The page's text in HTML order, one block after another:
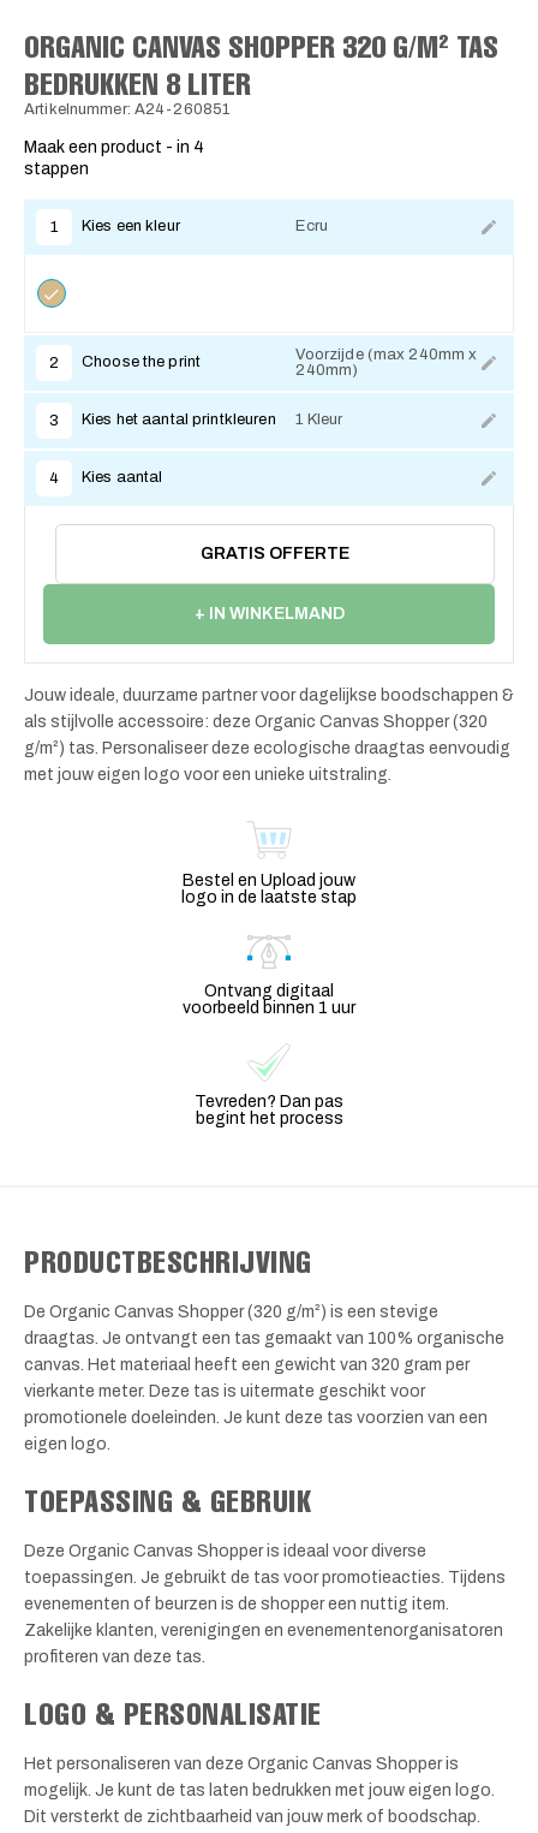
ORGANIC CANVAS SHOPPER 320 G/M² TAS
BEDRUKKEN 8 LITER
Artikelnummer: A24-260851
Maak een product - in 4
stappen
1 Kies een kleur Ecru
2 Choose the print
Voorzijde (max 240mm x
240mm)
3 Kies het aantal printkleuren 1 Kleur
4 Kies aantal
GRATIS OFFERTE
+ IN WINKELMAND
Jouw ideale, duurzame partner voor dagelijkse boodschappen &
als stijlvolle accessoire: deze Organic Canvas Shopper (320
g/m²) tas. Personaliseer deze ecologische draagtas eenvoudig
met jouw eigen logo voor een unieke uitstraling.
Bestel en Upload jouw
logo in de laatste stap
Ontvang digitaal
voorbeeld binnen 1 uur
Tevreden? Dan pas
begint het process
PRODUCTBESCHRIJVING
De Organic Canvas Shopper (320 g/m²) is een stevige
draagtas. Je ontvangt een tas gemaakt van 100% organische
canvas. Het materiaal heeft een gewicht van 320 gram per
vierkante meter. Deze tas is uitermate geschikt voor
promotionele doeleinden. Je kunt deze tas voorzien van een
eigen logo.
TOEPASSING & GEBRUIK
Deze Organic Canvas Shopper is ideaal voor diverse
toepassingen. Je gebruikt de tas voor promotieacties. Tijdens
evenementen of beurzen is de shopper een nuttig item.
Zakelijke klanten, verenigingen en evenementenorganisatoren
profiteren van deze tas.
LOGO & PERSONALISATIE
Het personaliseren van deze Organic Canvas Shopper is
mogelijk. Je kunt de tas laten bedrukken met jouw eigen logo.
Dit versterkt de zichtbaarheid van jouw merk of boodschap.